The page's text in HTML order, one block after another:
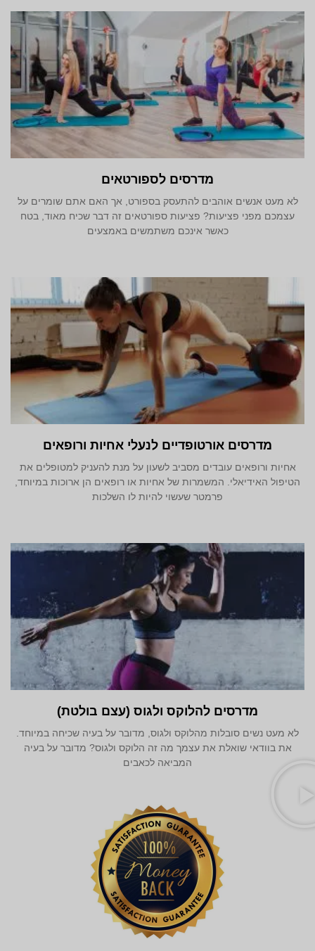
מדרסים לספורטאים
לא מעט אנשים אוהבים להתעסק בספורט, אך האם אתם שומרים על
עצמכם מפני פציעות? פציעות ספורטאים זה דבר שכיח מאוד, בטח
כאשר אינכם משתמשים באמצעים
מדרסים אורטופדיים לנעלי אחיות ורופאים
אחיות ורופאים עובדים מסביב לשעון על מנת להעניק למטופלים את
הטיפול האידיאלי. המשמרות של אחיות או רופאים הן ארוכות במיוחד,
פרמטר שעשוי להיות לו השלכות
מדרסים להלוקס ולגוס (עצם בולטת)
לא מעט נשים סובלות מהלוקס ולגוס, מדובר על בעיה שכיחה במיוחד.
את בוודאי שואלת את עצמך מה זה הלוקס ולגוס? מדובר על בעיה
המביאה לכאבים